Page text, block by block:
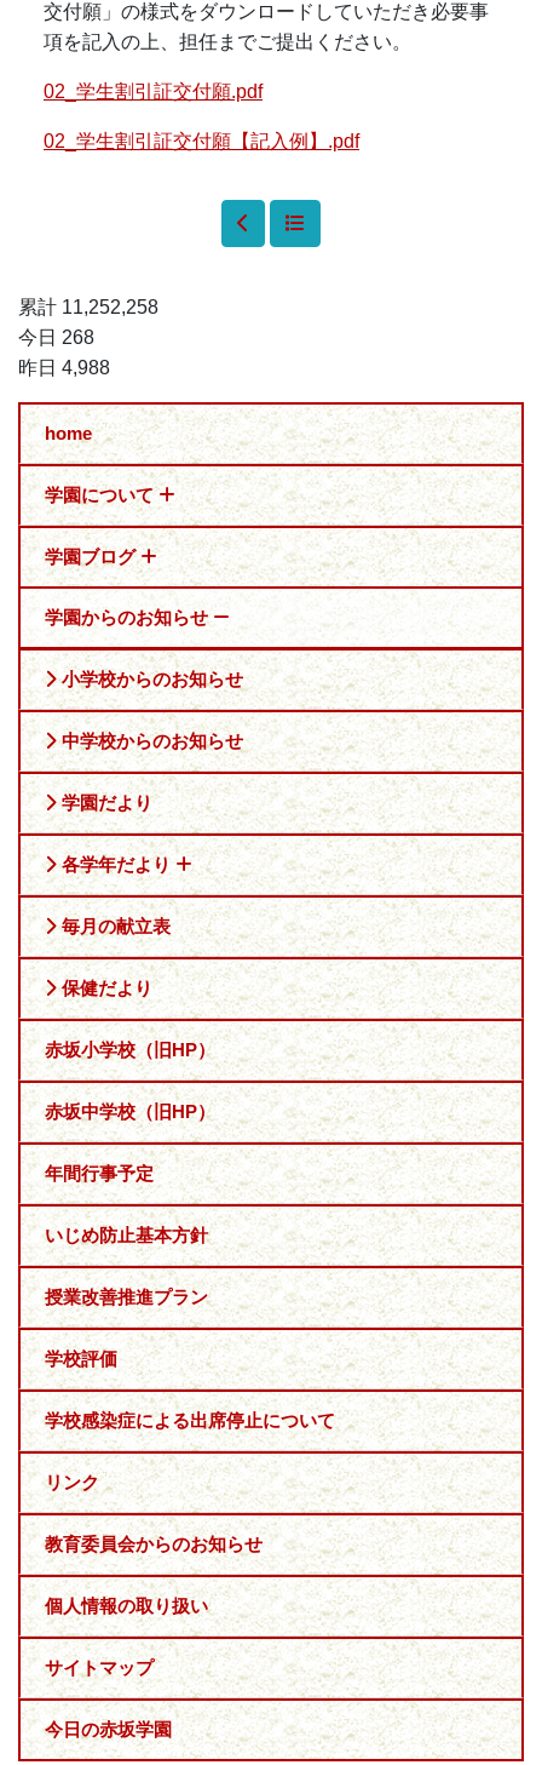
累計 11,252,258
今日 268
昨日 4,988
home
学園について
学園ブログ
学園からのお知らせ
小学校からのお知らせ
中学校からのお知らせ
学園だより
各学年だより
毎月の献立表
保健だより
赤坂小学校（旧HP）
赤坂中学校（旧HP）
年間行事予定
いじめ防止基本方針
授業改善推進プラン
学校評価
学校感染症による出席停止について
リンク
教育委員会からのお知らせ
個人情報の取り扱い
サイトマップ
今日の赤坂学園
交付願」の様式をダウンロードしていただき必要事
項を記入の上、担任までご提出ください。
02_学生割引証交付願.pdf
02_学生割引証交付願【記入例】.pdf